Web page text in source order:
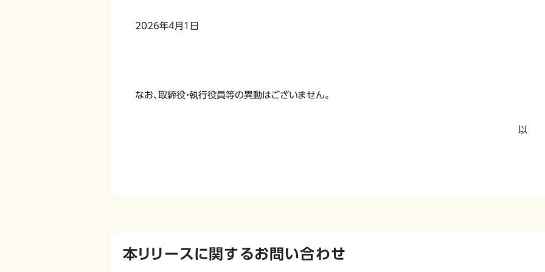
2026年4月1日
なお、取締役・執行役員等の異動はございません。
以
本リリースに関するお問い合わせ